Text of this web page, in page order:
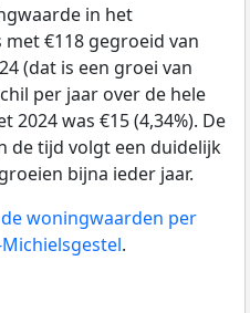
in het
met €118 gegroeid van
(dat is een groei van
per jaar over de hele
2024 was €15 (4,34%). De
de tijd volgt een duidelijk
bijna ieder jaar.
woningwaarden per
.